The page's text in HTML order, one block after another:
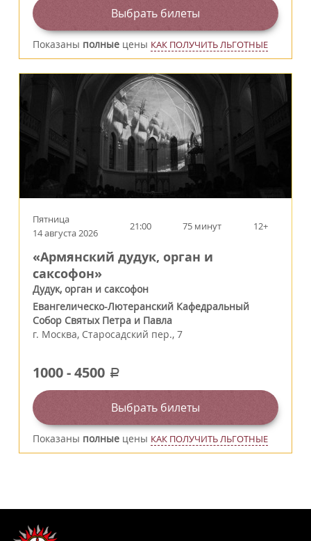
Выбрать билеты
Показаны полные цены КАК ПОЛУЧИТЬ ЛЬГОТНЫЕ
Пятница
14 августа 2026
21:00 75 минут 12+
«Армянский дудук, орган и
саксофон»
Дудук, орган и саксофон
Евангелическо-Лютеранский Кафедральный
Собор Святых Петра и Павла
г. Москва, Старосадский пер., 7
1000-4500 a
Выбрать билеты
Показаны полные цены КАК ПОЛУЧИТЬ ЛЬГОТНЫЕ